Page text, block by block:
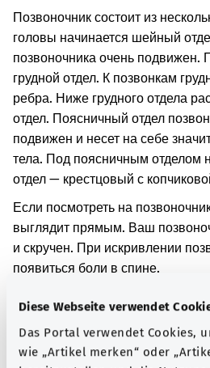
Diese Webseite verwendet
Das Portal verwendet Cookies,
wie „Artikel merken“ oder
Позвоночник состоит из
головы начинается шейный
позвоночника очень подвижен.
грудной отдел. К позвонкам
ребра. Ниже грудного отдела
отдел. Поясничный отдел
подвижен и несет на себе
тела. Под поясничным отделом
отдел — крестцовый с
Если посмотреть на
выглядит прямым. Ваш
и скручен. При искривлении
появиться боли в спине.
позвоночника на переходе от
отделу. Возможно, что форма
отличается от обычной.